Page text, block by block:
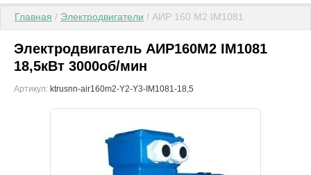
Главная / Электродвигатели / АИР 160 М2 IM1081
Электродвигатель АИР160М2 IM1081
18,5кВт 3000об/мин
Артикул: ktrusnn-air160m2-Y2-Y3-IM1081-18,5